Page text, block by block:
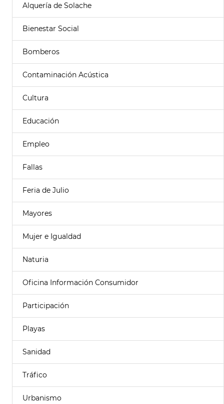
Alquería de Solache
Bienestar Social
Bomberos
Contaminación Acústica
Cultura
Educación
Empleo
Fallas
Feria de Julio
Mayores
Mujer e Igualdad
Naturia
Oficina Información Consumidor
Participación
Playas
Sanidad
Tráfico
Urbanismo